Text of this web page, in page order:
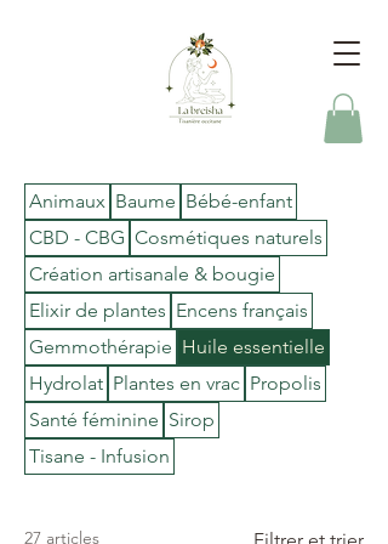
Animaux Baume Bébé-enfant
CBD - CBG Cosmétiques naturels
Création artisanale & bougie
Elixir de plantes Encens français
Gemmothérapie Huile essentielle
Hydrolat Plantes en vrac Propolis
Santé féminine Sirop
Tisane - Infusion
27 articles Filtrer et trier